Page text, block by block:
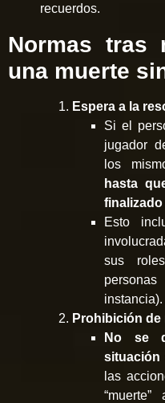
recuerdos.
Normas tras
una muerte
Espera a la
Si el
jugador
los
hasta
Esto
sus
instancia).
Prohibición de
No se
situación
las